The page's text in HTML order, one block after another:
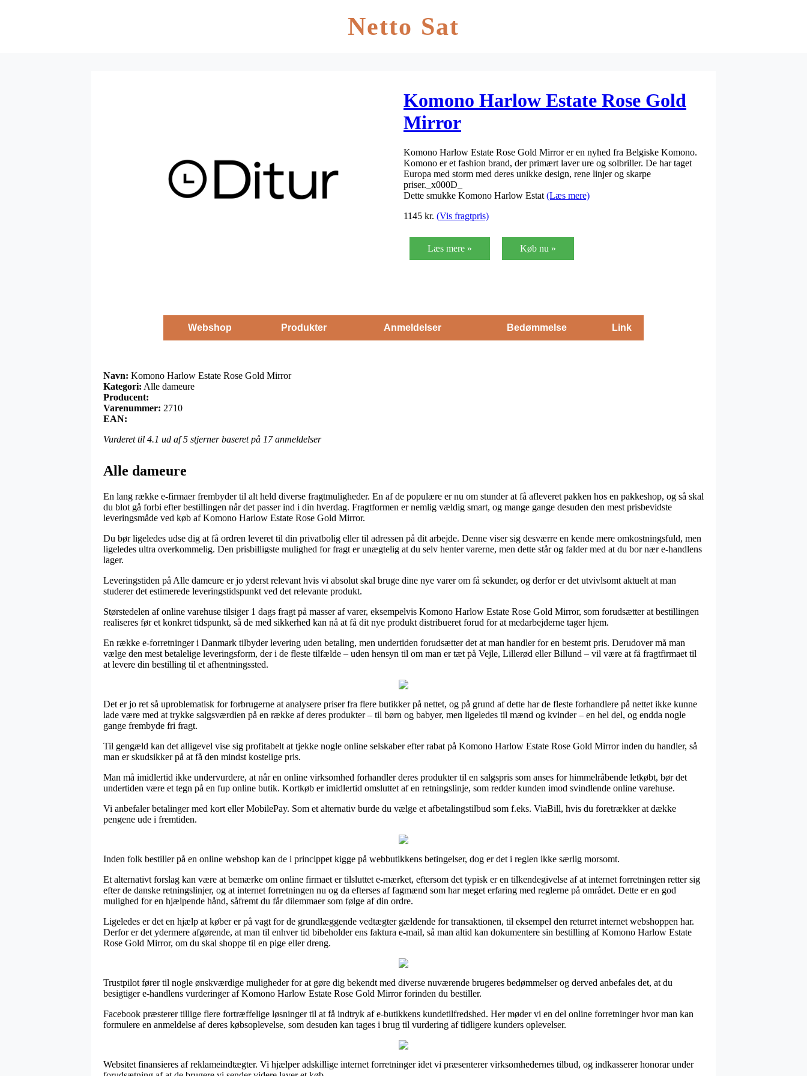
Netto Sat
Komono Harlow Estate Rose Gold
Mirror
Komono Harlow Estate Rose Gold Mirror er en nyhed fra Belgiske Komono.
Komono er et fashion brand, der primært laver ure og solbriller. De har taget
Europa med storm med deres unikke design, rene linjer og skarpe
priser._x000D_
Dette smukke Komono Harlow Estat (Læs mere)
1145 kr. (Vis fragtpris)
Læs mere » Køb nu »
Webshop Produkter Anmeldelser Bedømmelse Link
Navn: Komono Harlow Estate Rose Gold Mirror
Kategori: Alle dameure
Producent:
Varenummer: 2710
EAN:
Vurderet til 4.1 ud af 5 stjerner baseret på 17anmeldelser
Alle dameure
En lang række e-firmaer frembyder til alt held diverse fragtmuligheder. En af de populære er nu om stunder at få afleveret pakken hos en pakkeshop, og så skal
du blot gå forbi efter bestillingen når det passer ind i din hverdag. Fragtformen er nemlig vældig smart, og mange gange desuden den mest prisbevidste
leveringsmåde ved køb af Komono Harlow Estate Rose Gold Mirror.
Du bør ligeledes udse dig at få ordren leveret til din privatbolig eller til adressen på dit arbejde. Denne viser sig desværre en kende mere omkostningsfuld, men
ligeledes ultra overkommelig. Den prisbilligste mulighed for fragt er unægtelig at du selv henter varerne, men dette står og falder med at du bor nær e-handlens
lager.
Leveringstiden på Alle dameure er jo yderst relevant hvis vi absolut skal bruge dine nye varer om få sekunder, og derfor er det utvivlsomt aktuelt at man
studerer det estimerede leveringstidspunkt ved det relevante produkt.
Størstedelen af online varehuse tilsiger 1 dags fragt på masser af varer, eksempelvis Komono Harlow Estate Rose Gold Mirror, som forudsætter at bestillingen
realiseres før et konkret tidspunkt, så de med sikkerhed kan nå at få dit nye produkt distribueret forud for at medarbejderne tager hjem.
En række e-forretninger i Danmark tilbyder levering uden betaling, men undertiden forudsætter det at man handler for en bestemt pris. Derudover må man
vælge den mest betalelige leveringsform, der i de fleste tilfælde – uden hensyn til om man er tæt på Vejle, Lillerød eller Billund – vil være at få fragtfirmaet til
at levere din bestilling til et afhentningssted.
Det er jo ret så uproblematisk for forbrugerne at analysere priser fra flere butikker på nettet, og på grund af dette har de fleste forhandlere på nettet ikke kunne
lade være med at trykke salgsværdien på en række af deres produkter – til børn og babyer, men ligeledes til mænd og kvinder – en hel del, og endda nogle
gange frembyde fri fragt.
Til gengæld kan det alligevel vise sig profitabelt at tjekke nogle online selskaber efter rabat på Komono Harlow Estate Rose Gold Mirror inden du handler, så
man er skudsikker på at få den mindst kostelige pris.
Man må imidlertid ikke undervurdere, at når en online virksomhed forhandler deres produkter til en salgspris som anses for himmelråbende letkøbt, bør det
undertiden være et tegn på en fup online butik. Kortkøb er imidlertid omsluttet af en retningslinje, som redder kunden imod svindlende online varehuse.
Vi anbefaler betalinger med kort eller MobilePay. Som et alternativ burde du vælge et afbetalingstilbud som f.eks. ViaBill, hvis du foretrækker at dække
pengene ude i fremtiden.
Inden folk bestiller på en online webshop kan de i princippet kigge på webbutikkens betingelser, dog er det i reglen ikke særlig morsomt.
Et alternativt forslag kan være at bemærke om online firmaet er tilsluttet e-mærket, eftersom det typisk er en tilkendegivelse af at internet forretningen retter sig
efter de danske retningslinjer, og at internet forretningen nu og da efterses af fagmænd som har meget erfaring med reglerne på området. Dette er en god
mulighed for en hjælpende hånd, såfremt du får dilemmaer som følge af din ordre.
Ligeledes er det en hjælp at køber er på vagt for de grundlæggende vedtægter gældende for transaktionen, til eksempel den returret internet webshoppen har.
Derfor er det ydermere afgørende, at man til enhver tid bibeholder ens faktura e-mail, så man altid kan dokumentere sin bestilling af Komono Harlow Estate
Rose Gold Mirror, om du skal shoppe til en pige eller dreng.
Trustpilot fører til nogle ønskværdige muligheder for at gøre dig bekendt med diverse nuværende brugeres bedømmelser og derved anbefales det, at du
besigtiger e-handlens vurderinger af Komono Harlow Estate Rose Gold Mirror forinden du bestiller.
Facebook præsterer tillige flere fortræffelige løsninger til at få indtryk af e-butikkens kundetilfredshed. Her møder vi en del online forretninger hvor man kan
formulere en anmeldelse af deres købsoplevelse, som desuden kan tages i brug til vurdering af tidligere kunders oplevelser.
Websitet finansieres af reklameindtægter. Vi hjælper adskillige internet forretninger idet vi præsenterer virksomhedernes tilbud, og indkasserer honorar under